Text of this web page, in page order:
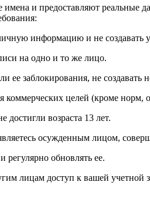
имена и предоставляют реальные
информацию и не создавать
на одно и то же лицо.
ее заблокирования, не создавать
коммерческих целей (кроме норм,
достигли возраста 13 лет.
осужденным лицом,
обновлять ее.
лицам доступ к вашей